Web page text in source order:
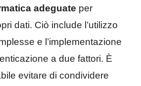
adeguate per
dati. Ciò include l’utilizzo
e l’implementazione
a due fattori. È
evitare di condividere